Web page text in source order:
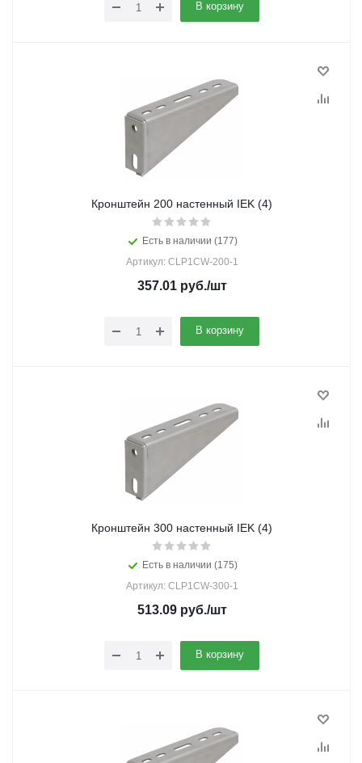
В корзину
Кронштейн 200 настенный IEK (4)
Есть в наличии (177)
Артикул: CLP1CW-200-1
357.01руб./шт
В корзину
Кронштейн 300 настенный IEK (4)
Есть в наличии (175)
Артикул: CLP1CW-300-1
513.09руб./шт
В корзину